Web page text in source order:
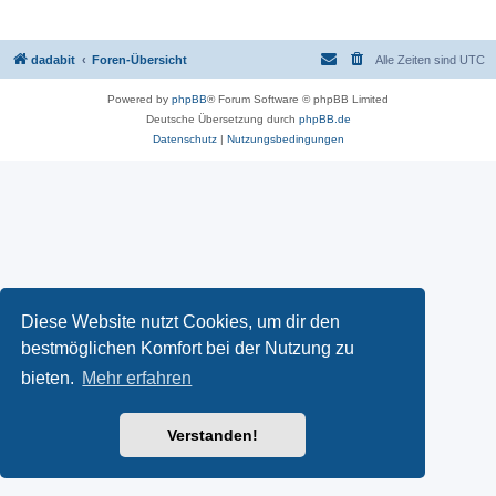
Diese Website nutzt Cookies, um dir den
bestmöglichen Komfort bei der Nutzung zu
bieten. Mehr erfahren
Verstanden!
dadabit Foren-Übersicht Alle Zeiten sind UTC
Powered by phpBB® Forum Software © phpBB Limited
Deutsche Übersetzung durch phpBB.de
Datenschutz| Nutzungsbedingungen